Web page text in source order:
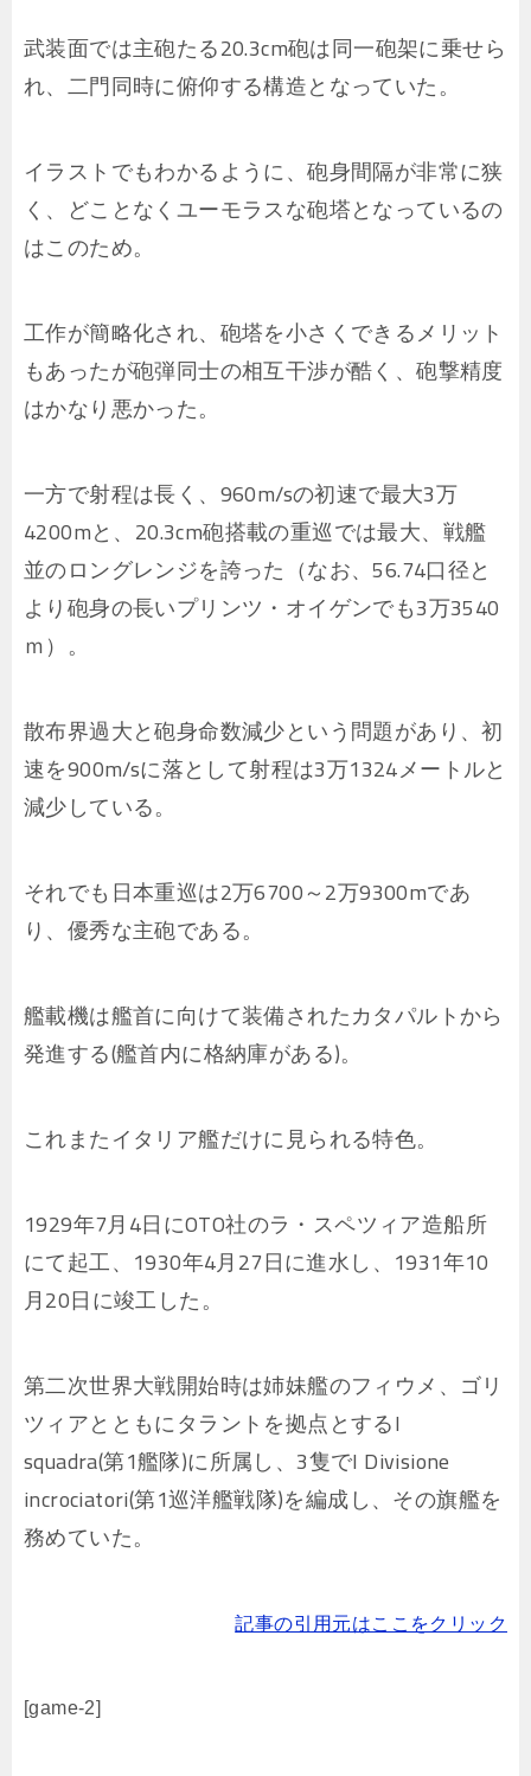
武装面では主砲たる20.3cm砲は同一砲架に乗せら
れ、二門同時に俯仰する構造となっていた。
イラストでもわかるように、砲身間隔が非常に狭
く、どことなくユーモラスな砲塔となっているの
はこのため。
工作が簡略化され、砲塔を小さくできるメリット
もあったが砲弾同士の相互干渉が酷く、砲撃精度
はかなり悪かった。
一方で射程は長く、960m/sの初速で最大3万
4200mと、20.3cm砲搭載の重巡では最大、戦艦
並のロングレンジを誇った（なお、56.74口径と
より砲身の長いプリンツ・オイゲンでも3万3540
ｍ）。
散布界過大と砲身命数減少という問題があり、初
速を900m/sに落として射程は3万1324メートルと
減少している。
それでも日本重巡は2万6700～2万9300mであ
り、優秀な主砲である。
艦載機は艦首に向けて装備されたカタパルトから
発進する(艦首内に格納庫がある)。
これまたイタリア艦だけに見られる特色。
1929年7月4日にOTO社のラ・スペツィア造船所
にて起工、1930年4月27日に進水し、1931年10
月20日に竣工した。
第二次世界大戦開始時は姉妹艦のフィウメ、ゴリ
ツィアとともにタラントを拠点とするI
squadra(第1艦隊)に所属し、3隻でI Divisione
incrociatori(第1巡洋艦戦隊)を編成し、その旗艦を
務めていた。
記事の引用元はここをクリック
[game-2]